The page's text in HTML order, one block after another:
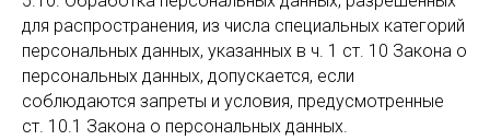
для распространения, из числа специальных категорий
персональных данных, указанных в ч. 1 ст. 10 Закона о
персональных данных, допускается, если
соблюдаются запреты и условия, предусмотренные
ст. 10.1 Закона о персональных данных.